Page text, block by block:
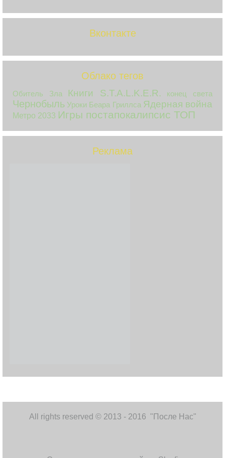
Вконтакте
Облако тегов
Обитель Зла Книги S.T.A.L.K.E.R. конец света
Чернобыль Уроки Беара Гриллса Ядерная война
Метро 2033 Игры постапокалипсис ТОП
Реклама
All rights reserved © 2013 - 2016 "После Нас"